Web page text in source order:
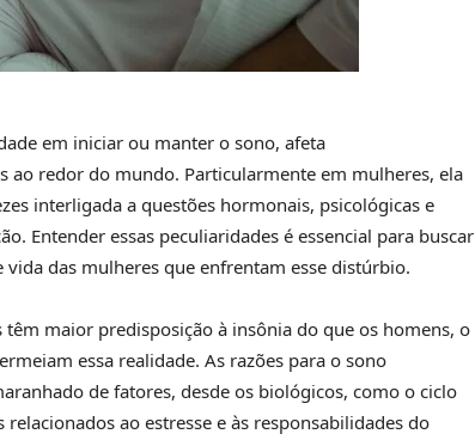
em iniciar ou manter o sono, afeta
ao redor do mundo. Particularmente em mulheres, ela
interligada a questões hormonais, psicológicas e
Entender essas peculiaridades é essencial para buscar
das mulheres que enfrentam esse distúrbio.
maior predisposição à insônia do que os homens, o
essa realidade. As razões para o sono
de fatores, desde os biológicos, como o ciclo
ao estresse e às responsabilidades do